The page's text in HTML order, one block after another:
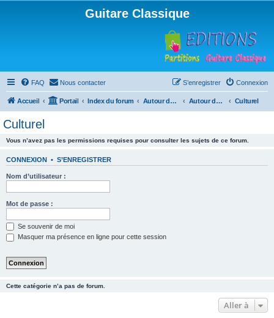
Guitare Classique
FAQ Nous contacter Connexion
S’enregistrer
Accueil Portail Index du forum Autour de la machine à café Autour de la machine à café Culturel
Culturel
Vous n’avez pas les permissions requises pour consulter les sujets de ce forum.
CONNEXION • S’ENREGISTRER
Nom d’utilisateur :
Mot de passe :
Se souvenir de moi
Masquer ma présence en ligne pour cette session
Cette catégorie n’a pas de forum.
Aller à